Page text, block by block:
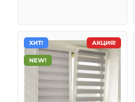
АКЦИЯ!
ХИТ!
NEW!